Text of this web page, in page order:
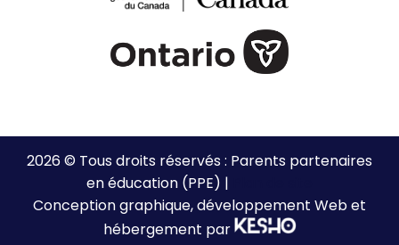
2026 © Tous droits réservés : Parents partenaires
en éducation (PPE) |
Conception graphique, développement Web et
hébergement par